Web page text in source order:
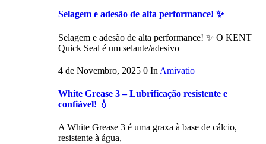
Selagem e adesão de alta performance! ✨
Selagem e adesão de alta performance! ✨ O KENT
Quick Seal é um selante/adesivo
4 de Novembro, 2025 0 In Amivatio
White Grease 3 – Lubrificação resistente e
confiável! 💧
A White Grease 3 é uma graxa à base de cálcio,
resistente à água,